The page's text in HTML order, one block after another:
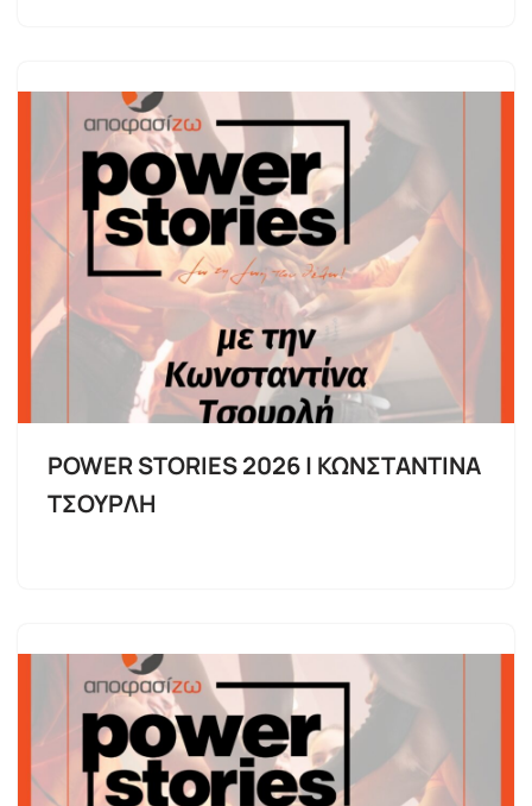
POWER STORIES 2026 | ΚΩΝΣΤΑΝΤΙΝΑ
ΤΣΟΥΡΛΗ